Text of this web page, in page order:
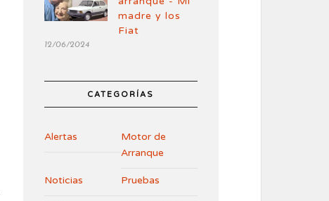
madre y los
Fiat
12/06/2024
CATEGORÍAS
Alertas
Motor de
Arranque
Noticias Pruebas